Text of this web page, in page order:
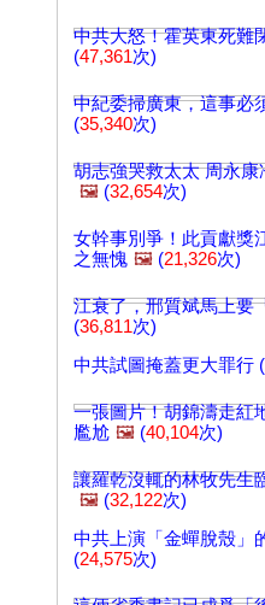
中共大怒！霍英東死難
(47,361次)
中紀委掃廣東，這事必
(35,340次)
胡志強哭救太太 周永康
🖼️ (32,654次)
女幹事別爭！此貢獻獎
之無愧 🖼️ (21,326次)
江衰了，邢質斌馬上要
(36,811次)
中共試圖掩蓋更大罪行 (
一張圖片！胡錦濤走紅
尷尬 🖼️ (40,104次)
讓羅乾沒輒的林牧先生
🖼️ (32,122次)
中共上演「金蟬脫殼」
(24,575次)